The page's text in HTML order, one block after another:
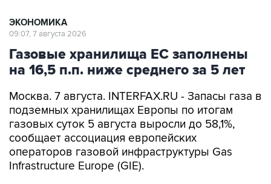
ЭКОНОМИКА
09:07, 7 августа 2026
Газовые хранилища ЕС заполнены
на 16,5 п.п. ниже среднего за 5 лет
Москва. 7 августа. INTERFAX.RU - Запасы газа в
подземных хранилищах Европы по итогам
газовых суток 5 августа выросли до 58,1%,
сообщает ассоциация европейских
операторов газовой инфраструктуры Gas
Infrastructure Europe (GIE).